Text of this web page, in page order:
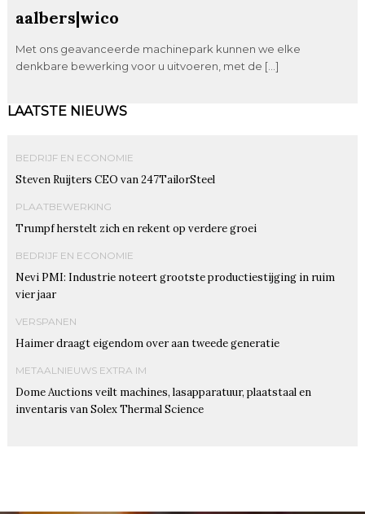
aalbers|wico
Met ons geavanceerde machinepark kunnen we elke
denkbare bewerking voor u uitvoeren, met de […]
LAATSTE NIEUWS
BEDRIJF EN ECONOMIE
Steven Ruijters CEO van 247TailorSteel
PLAATBEWERKING
Trumpf herstelt zich en rekent op verdere groei
BEDRIJF EN ECONOMIE
Nevi PMI: Industrie noteert grootste productiestijging in ruim
vier jaar
VERSPANEN
Haimer draagt eigendom over aan tweede generatie
METAALNIEUWS EXTRA IM
Dome Auctions veilt machines, lasapparatuur, plaatstaal en
inventaris van Solex Thermal Science